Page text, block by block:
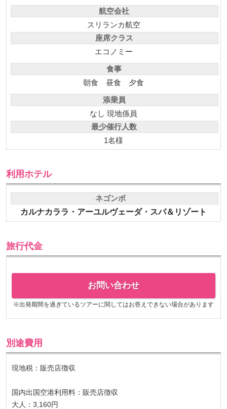
航空会社
スリランカ航空
座席クラス
エコノミー
食事
朝食 昼食 夕食
添乗員
なし 現地係員
最少催行人数
1名様
利用ホテル
ネゴンボ
カルナカララ・アーユルヴェーダ・スパ＆リゾート
旅行代金
お問い合わせ
※出発期間を過ぎているツアーに関してはお答えできない場合があります
別途費用
現地税：販売店徴収
国内出国空港利用料：販売店徴収
大人：3,160円